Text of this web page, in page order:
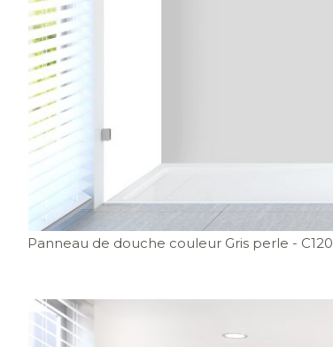
Panneau de douche couleur Gris perle - C120